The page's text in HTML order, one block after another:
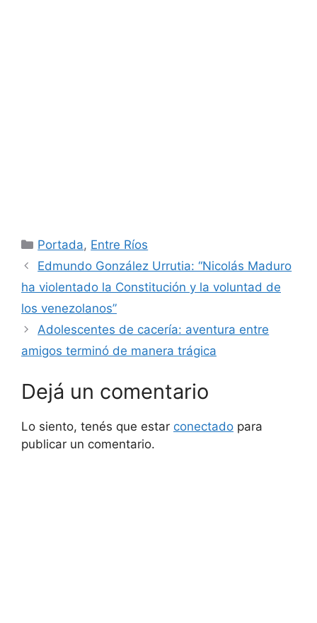
Categorías
Portada, Entre Ríos
Edmundo González Urrutia: “Nicolás Maduro
ha violentado la Constitución y la voluntad de
los venezolanos”
Adolescentes de cacería: aventura entre
amigos terminó de manera trágica
Dejá un comentario
Lo siento, tenés que estar conectado para
publicar un comentario.